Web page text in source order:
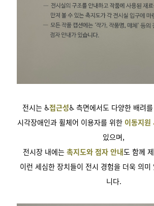
전시는 ♿접근성♿ 측면에서도 다양한 배려
시각장애인과 휠체어 이용자를 위한 이동지원
있으며,
전시장 내에는촉지도와 점자 안내도 함께
이런 세심한 장치들이 전시 경험을 더욱 의미
니다.